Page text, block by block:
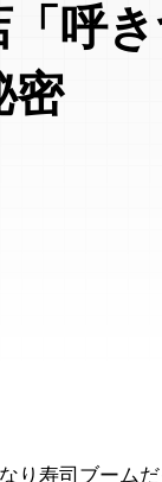
「呼
密
り寿司ブーム